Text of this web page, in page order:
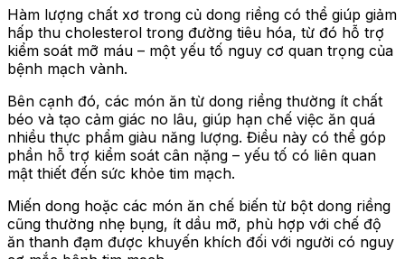
Hàm lượng chất xơ trong củ dong riềng có thể giúp giảm
hấp thu cholesterol trong đường tiêu hóa, từ đó hỗ trợ
kiểm soát mỡ máu – một yếu tố nguy cơ quan trọng của
bệnh mạch vành.
Bên cạnh đó, các món ăn từ dong riềng thường ít chất
béo và tạo cảm giác no lâu, giúp hạn chế việc ăn quá
nhiều thực phẩm giàu năng lượng. Điều này có thể góp
phần hỗ trợ kiểm soát cân nặng – yếu tố có liên quan
mật thiết đến sức khỏe tim mạch.
Miến dong hoặc các món ăn chế biến từ bột dong riềng
cũng thường nhẹ bụng, ít dầu mỡ, phù hợp với chế độ
ăn thanh đạm được khuyến khích đối với người có nguy